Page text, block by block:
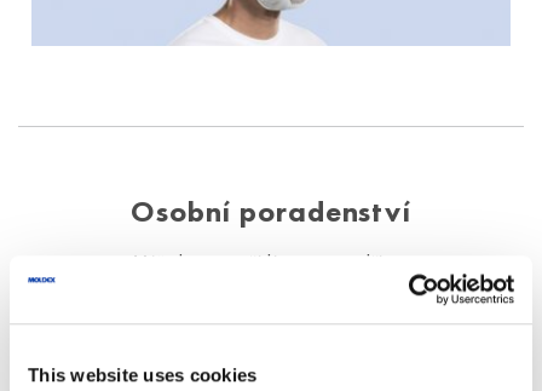
This website uses cookies
Osobní poradenství
Váš dotaz vyřídíme co nejdříve.
moldex@moldex.cz